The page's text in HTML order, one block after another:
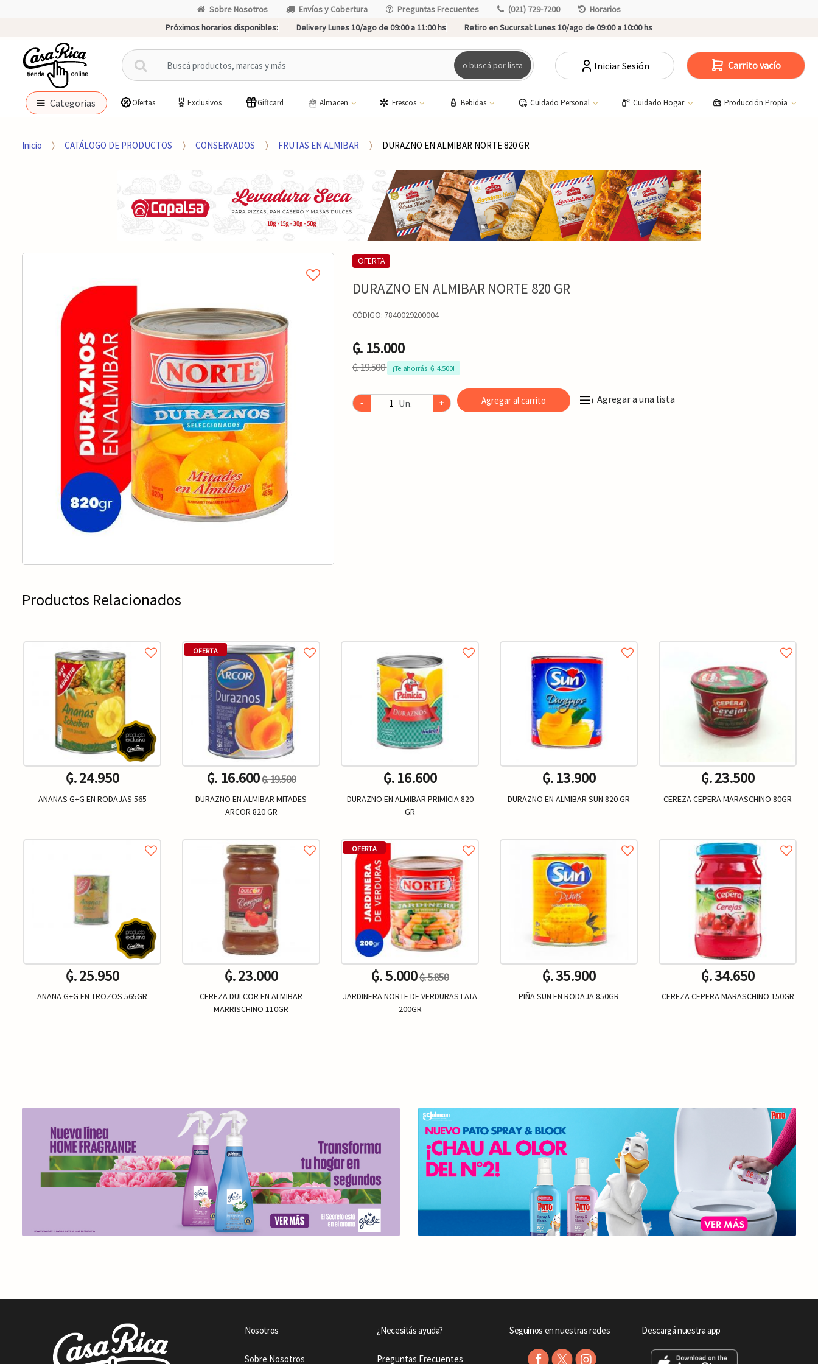
Sobre Nosotros Envíos y Cobertura Preguntas Frecuentes (021) 729-7200
Horarios
Próximos horarios disponibles:
Delivery Lunes 10/ago de 09:00 a 11:00 hs Retiro en Sucursal:Lunes 10/ago de 09:00 a 10:00 hs
B
u
c
p
o buscá por lista Iniciar Sesión Carrito vacío
Categorias Ofertas Exclusivos Giftcard Almacen Frescos Bebidas Cuidado Personal Cuidado Hogar Producción Propia
Inicio CATÁLOGO DE PRODUCTOS CONSERVADOS FRUTAS EN ALMIBAR DURAZNO EN ALMIBAR NORTE 820 GR
OFERTA
DURAZNO EN ALMIBAR NORTE 820 GR
CÓDIGO: 7840029200004
₲. 15.000
₲. 19.500 ¡Te ahorrás  ₲. 4.500!
- Un. + Agregar al carrito +Agregar a una lista
Productos Relacionados
₲. 24.950
ANANAS G+G EN RODAJAS 565
₲. 25.950
ANANA G+G EN TROZOS 565GR
OFERTA
₲. 16.600₲. 19.500
DURAZNO EN ALMIBAR MITADES
ARCOR 820 GR
₲. 23.000
CEREZA DULCOR EN ALMIBAR
MARRISCHINO 110GR
₲. 16.600
DURAZNO EN ALMIBAR PRIMICIA 820
GR
OFERTA
₲. 5.000₲. 5.850
JARDINERA NORTE DE VERDURAS LATA
200GR
₲. 13.900
DURAZNO EN ALMIBAR SUN 820 GR
₲. 35.900
PIÑA SUN EN RODAJA 850GR
₲. 23.500
CEREZA CEPERA MARASCHINO 80GR
₲. 34.650
CEREZA CEPERA MARASCHINO 150GR
Nosotros
Sobre Nosotros
¿Necesitás ayuda?
Preguntas Frecuentes
Seguinos en nuestras redes Descargá nuestra app